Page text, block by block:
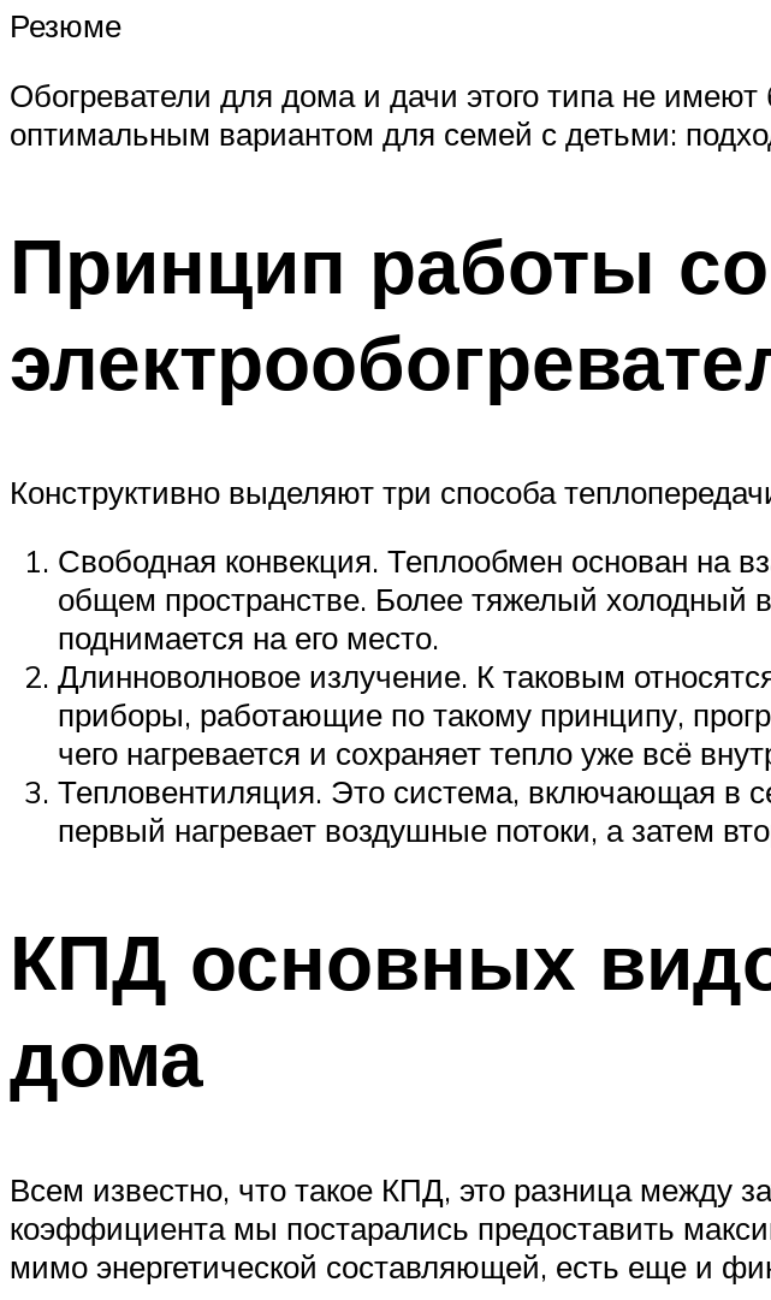
Резюме
Обогреватели для дома и дачи этого типа не
оптимальным вариантом для семей с детьми:
Принцип работы
Конструктивно выделяют три способа
Свободная конвекция. Теплообмен основан на
общем пространстве. Более тяжелый холодный
поднимается на его место.
Длинноволновое излучение. К таковым
приборы, работающие по такому принципу,
чего нагревается и сохраняет тепло уже всё
Тепловентиляция. Это система, включающая в
первый нагревает воздушные потоки, а затем
КПД основных
дома
Всем известно, что такое КПД, это разница между
коэффициента мы постарались предоставить
мимо энергетической составляющей, есть еще и